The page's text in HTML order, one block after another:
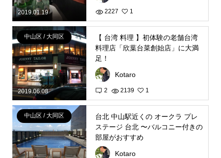
2019.01.19 2227 1
2019.06.08
中山区 / 大同区
【 台湾 料理 】初体験の老舗台湾
料理店「欣葉台菜創始店」に大満
足！
Kotaro
2 2139 1
中山区 / 大同区
台北 中山駅近くの オークラ プレ
ステージ 台北 〜バルコニー付きの
部屋がおすすめ
Kotaro